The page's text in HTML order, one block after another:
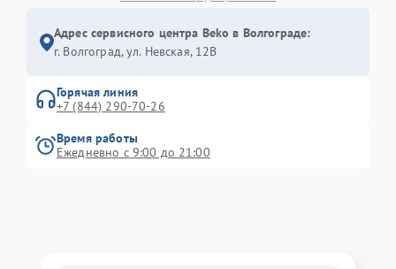
Адрес сервисного центра Beko в Волгограде:
г. Волгоград, ул. Невская, 12В
Горячая линия
+7 (844) 290-70-26
Время работы
Ежедневно с 9:00 до 21:00